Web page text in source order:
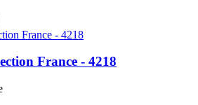
France - 4218